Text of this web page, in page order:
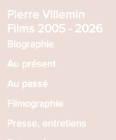
Pierre Villemin​
Films 2005 - 2026
Biographie
Au présent
Au passé​
Filmographie
Presse, entretiens